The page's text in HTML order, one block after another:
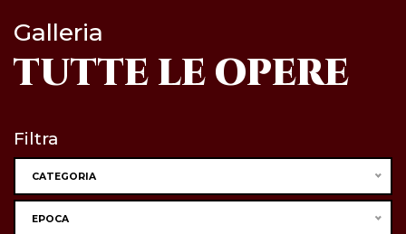
Galleria
TUTTE LE OPERE
Filtra
CATEGORIA
EPOCA